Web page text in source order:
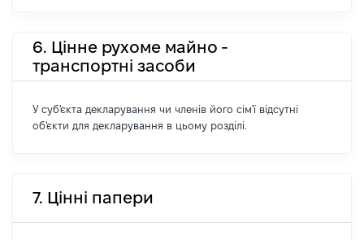
6. Цінне рухоме майно -
транспортні засоби
У суб'єкта декларування чи членів його сім'ї відсутні
об'єкти для декларування в цьому розділі.
7. Цінні папери